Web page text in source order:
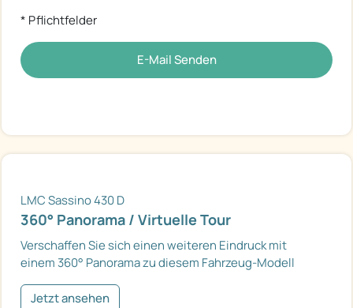
* Pflichtfelder
E-Mail Senden
LMC Sassino 430 D
360° Panorama / Virtuelle Tour
Verschaffen Sie sich einen weiteren Eindruck mit
einem 360° Panorama zu diesem Fahrzeug-Modell
Jetzt ansehen